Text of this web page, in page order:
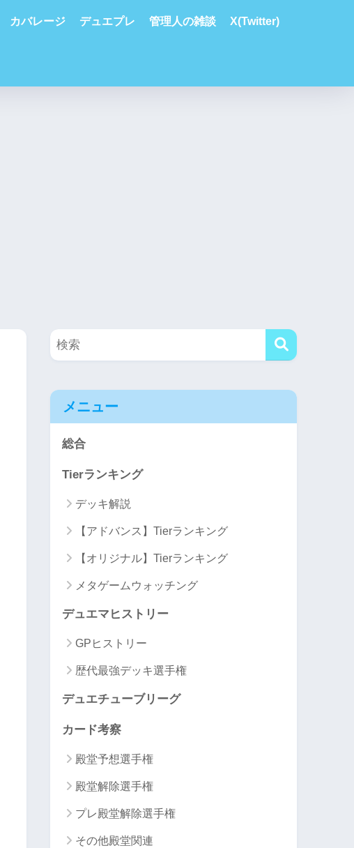
カバレージ デュエプレ 管理人の雑談 X(Twitter)
メニュー
総合
Tierランキング
デッキ解説
【アドバンス】Tierランキング
【オリジナル】Tierランキング
メタゲームウォッチング
デュエマヒストリー
GPヒストリー
歴代最強デッキ選手権
デュエチューブリーグ
カード考察
殿堂予想選手権
殿堂解除選手権
プレ殿堂解除選手権
その他殿堂関連